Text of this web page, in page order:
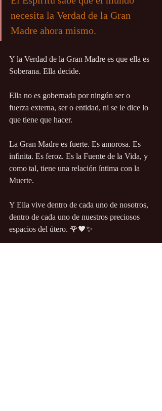
necesita la Verdad de la Gran
Madre ahora mismo.
Y la Verdad de la Gran Madre es que ella es
Soberana. Ella decide.
Ella no es gobernada por ningún ser o
fuerza externa, ser o entidad, ni se le dice lo
que tiene que hacer.
La Gran Madre es fuerte. Es amorosa. Es
infinita. Es feroz. Es la Fuente de la Vida, y
como tal, tiene una relación íntima con la
Muerte.
Y Ella vive dentro de cada uno de nosotros,
dentro de cada uno de nuestros preciosos
espacios del útero. 🌹🖤✨